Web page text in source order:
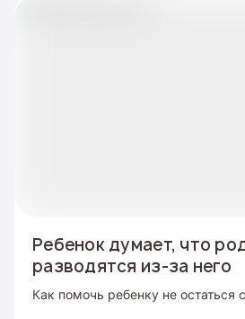
Ребенок думает, что
разводятся из-за него
Как помочь ребенку не остаться